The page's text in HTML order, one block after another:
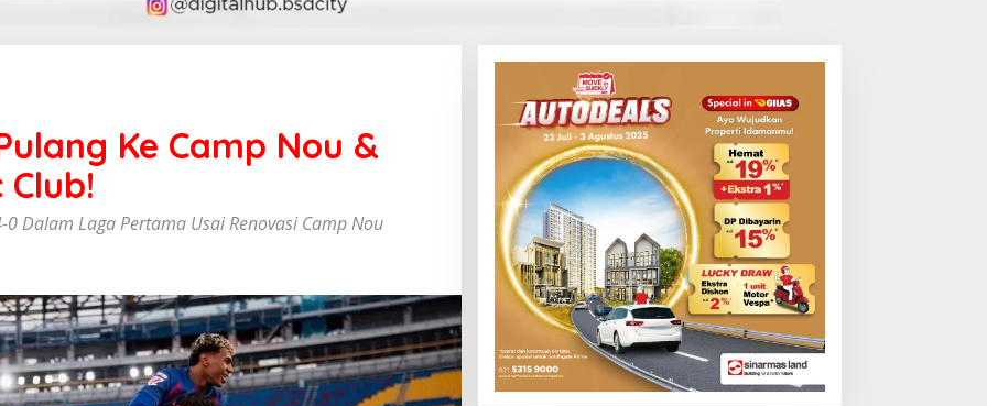
Ke Camp Nou &
Dalam Laga Pertama Usai Renovasi Camp Nou